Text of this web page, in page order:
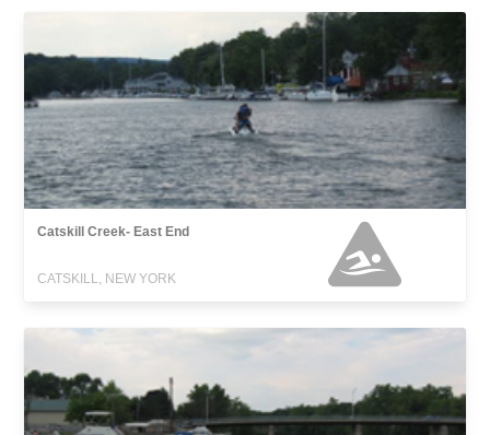
Catskill Creek- East End
CATSKILL, NEW YORK